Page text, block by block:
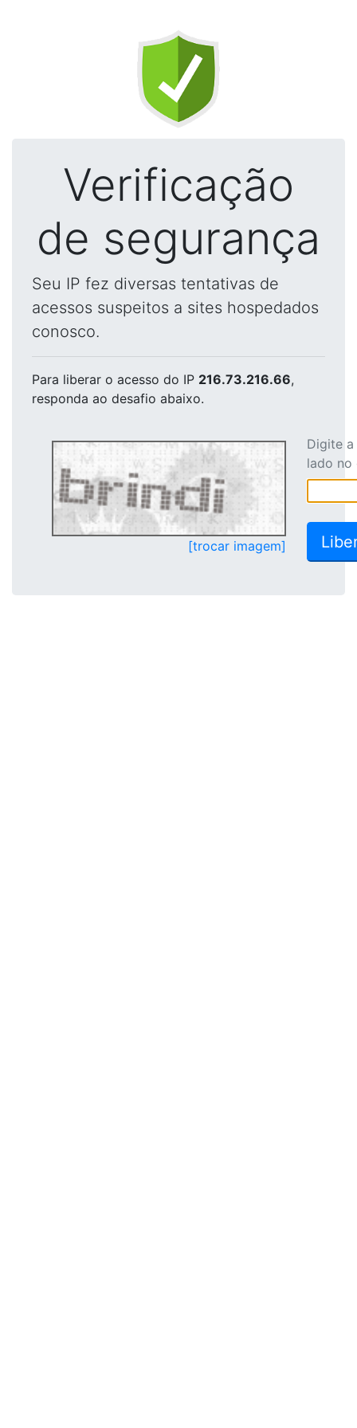
Verificação
de segurança
Seu IP fez diversas tentativas de
acessos suspeitos a sites hospedados
conosco.
Para liberar o acesso do IP 216.73.216.66,
responda ao desafio abaixo.
[trocar imagem]
Digite
lado no